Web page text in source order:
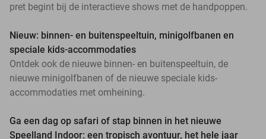
pret begint bij de interactieve shows met de handpoppen.
Nieuw: binnen- en buitenspeeltuin, minigolfbanen en
speciale kids-accommodaties
Ontdek ook de nieuwe binnen- en buitenspeeltuin, de
nieuwe minigolfbanen of de nieuwe speciale kids-
accommodaties met omheining.
Ga een dag op safari of stap binnen in het nieuwe
Speelland Indoor: een tropisch avontuur, het hele jaar